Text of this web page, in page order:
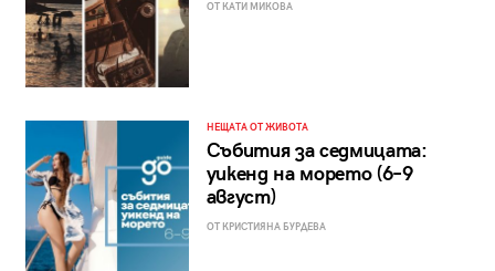
ОТ КАТИ МИКОВА
НЕЩАТА ОТ ЖИВОТА
Събития за седмицата:
уикенд на морето (6–9
август)
ОТ КРИСТИЯНА БУРДЕВА